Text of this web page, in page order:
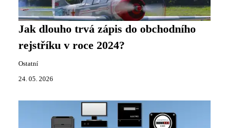
Jak dlouho trvá zápis do obchodního
rejstříku v roce 2024?
Ostatní
24. 05. 2026